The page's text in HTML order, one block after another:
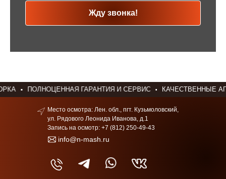
Жду звонка!
ПОЛНОЦЕННАЯ ГАРАНТИЯ И СЕРВИС КАЧЕСТВЕННЫЕ
Место осмотра: Лен. обл., пгт. Кузьмоловский,
ул. Рядового Леонида Иванова, д.1
Запись на осмотр: +7 (812) 250-49-43
info@n-mash.ru